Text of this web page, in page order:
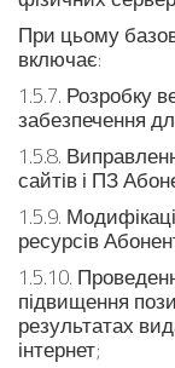
При цьому
включає:
1.5.7. Розробку
забезпечення
1.5.8.
сайтів і ПЗ
1.5.9.
ресурсів
1.5.10.
підвищення
результатах
інтернет;